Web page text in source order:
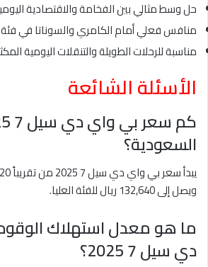
حل وسط مثالي بين الفخامة والاقتصادية
منافس فعلي أمام الكامري والسوناتا في فئة
مناسبة للرحلات الطويلة والتنقلات اليومية
الأسئلة الشائعة
السعودية؟
ويصل إلى 132,640 ريال للفئة العليا.
ما هو معدل استهلاك
دي سيل 7 2025؟